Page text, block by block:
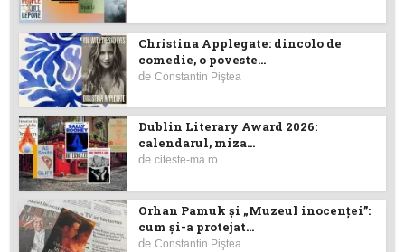
Christina Applegate: dincolo de
comedie, o poveste...
deConstantin Piştea
Dublin Literary Award 2026:
calendarul, miza...
deciteste-ma.ro
Orhan Pamuk și „Muzeul inocenței”:
cum și-a protejat...
deConstantin Piştea